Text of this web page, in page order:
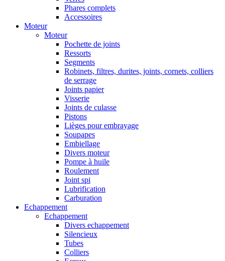
Phares complets
Accessoires
Moteur
Moteur
Pochette de joints
Ressorts
Segments
Robinets, filtres, durites, joints, cornets, colliers
de serrage
Joints papier
Visserie
Joints de culasse
Pistons
Lièges pour embrayage
Soupapes
Embiellage
Divers moteur
Pompe à huile
Roulement
Joint spi
Lubrification
Carburation
Echappement
Echappement
Divers echappement
Silencieux
Tubes
Colliers